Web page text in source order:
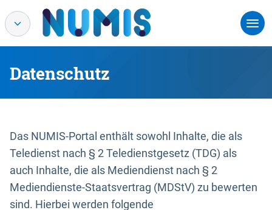
Datenschutz
Das NUMIS-Portal enthält sowohl Inhalte, die als
Teledienst nach § 2 Teledienstgesetz (TDG) als
auch Inhalte, die als Mediendienst nach § 2
Mediendienste-Staatsvertrag (MDStV) zu bewerten
sind. Hierbei werden folgende